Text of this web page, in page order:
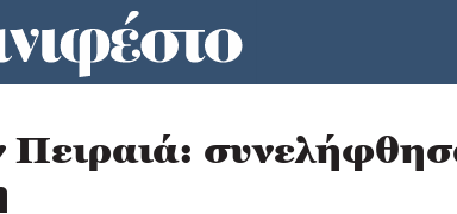
Πειραιά: